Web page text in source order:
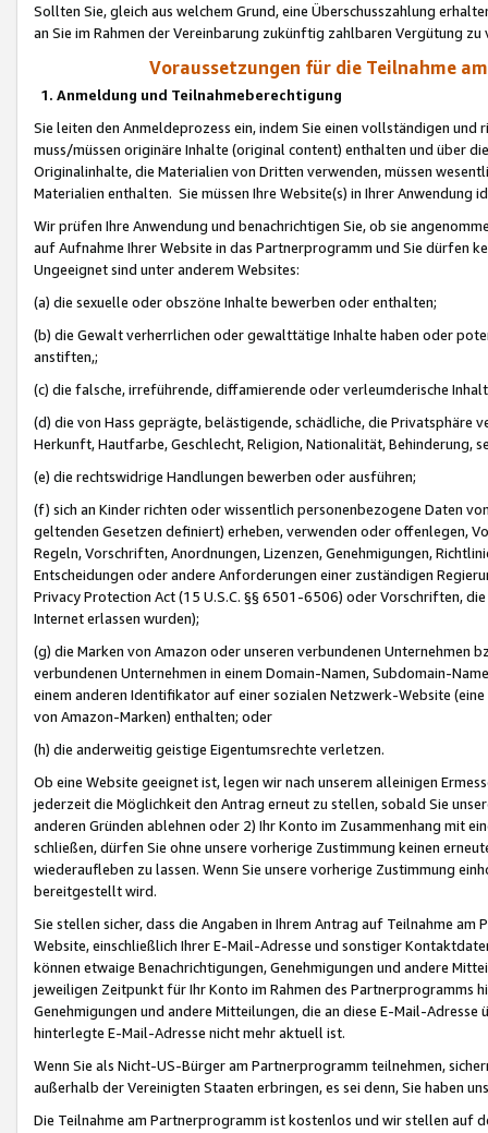
Sollten Sie, gleich aus welchem Grund, eine Überschusszahlung
an Sie im Rahmen der Vereinbarung zukünftig zahlbaren Vergütung zu
Voraussetzungen für die Teilnahme
1. Anmeldung und Teilnahmeberechtigung
Sie leiten den Anmeldeprozess ein, indem Sie einen vollständigen
muss/müssen originäre Inhalte (original content) enthalten und über
Originalinhalte, die Materialien von Dritten verwenden, müssen
Materialien enthalten. Sie müssen Ihre Website(s) in Ihrer Anwendung
Wir prüfen Ihre Anwendung und benachrichtigen Sie, ob sie
auf Aufnahme Ihrer Website in das Partnerprogramm und Sie dürfen
Ungeeignet sind unter anderem Websites:
(a) die sexuelle oder obszöne Inhalte bewerben oder enthalten;
(b) die Gewalt verherrlichen oder gewalttätige Inhalte haben oder
anstiften,;
(c) die falsche, irreführende, diffamierende oder verleumderische
(d) die von Hass geprägte, belästigende, schädliche, die Privatsphäre
Herkunft, Hautfarbe, Geschlecht, Religion, Nationalität, Behinderung,
(e) die rechtswidrige Handlungen bewerben oder ausführen;
(f) sich an Kinder richten oder wissentlich personenbezogene Daten
geltenden Gesetzen definiert) erheben, verwenden oder offenlegen,
Regeln, Vorschriften, Anordnungen, Lizenzen, Genehmigungen,
Entscheidungen oder andere Anforderungen einer zuständigen
Privacy Protection Act (15 U.S.C. §§ 6501-6506) oder Vorschriften,
Internet erlassen wurden);
(g) die Marken von Amazon oder unseren verbundenen Unternehmen
verbundenen Unternehmen in einem Domain-Namen, Subdomain-
einem anderen Identifikator auf einer sozialen Netzwerk-Website
von Amazon-Marken) enthalten; oder
(h) die anderweitig geistige Eigentumsrechte verletzen.
Ob eine Website geeignet ist, legen wir nach unserem alleinigen
jederzeit die Möglichkeit den Antrag erneut zu stellen, sobald Sie
anderen Gründen ablehnen oder 2) Ihr Konto im Zusammenhang mit
schließen, dürfen Sie ohne unsere vorherige Zustimmung keinen
wiederaufleben zu lassen. Wenn Sie unsere vorherige Zustimmung
bereitgestellt wird.
Sie stellen sicher, dass die Angaben in Ihrem Antrag auf Teilnahme
Website, einschließlich Ihrer E-Mail-Adresse und sonstiger
können etwaige Benachrichtigungen, Genehmigungen und andere
jeweiligen Zeitpunkt für Ihr Konto im Rahmen des Partnerprogramms
Genehmigungen und andere Mitteilungen, die an diese E-Mail-
hinterlegte E-Mail-Adresse nicht mehr aktuell ist.
Wenn Sie als Nicht-US-Bürger am Partnerprogramm teilnehmen,
außerhalb der Vereinigten Staaten erbringen, es sei denn, Sie haben
Die Teilnahme am Partnerprogramm ist kostenlos und wir stellen auf